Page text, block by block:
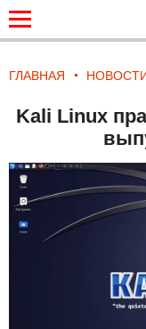
ГЛАВНАЯ
Kali Linux